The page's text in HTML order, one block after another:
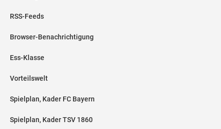
RSS-Feeds
Browser-Benachrichtigung
Ess-Klasse
Vorteilswelt
Spielplan, Kader FC Bayern
Spielplan, Kader TSV 1860